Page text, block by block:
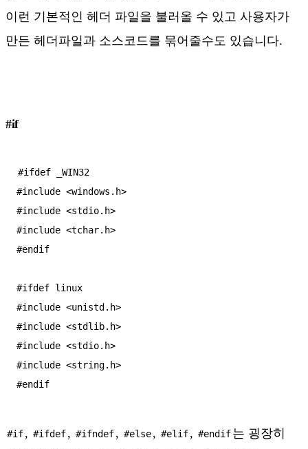
이런 기본적인 헤더 파일을 불러올 수 있고 사용자가
만든 헤더파일과 소스코드를 묶어줄수도 있습니다.
#if
#ifdef _WIN32
#include <windows.h>
#include <stdio.h>
#include <tchar.h>
#endif
#ifdef linux
#include <unistd.h>
#include <stdlib.h>
#include <stdio.h>
#include <string.h>
#endif
#if, #ifdef, #ifndef, #else, #elif, #endif는 굉장히